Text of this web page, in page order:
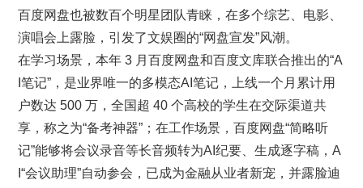
百度网盘也被数百个明星团队青睐，在多个综艺、电影、
演唱会上露脸，引发了文娱圈的“网盘宣发”风潮。
在学习场景，本年 3 月百度网盘和百度文库联合推出的“A
I笔记”，是业界唯一的多模态AI笔记，上线一个月累计用
户数达 500 万，全国超 40 个高校的学生在交际渠道共
享，称之为“备考神器”；在工作场景，百度网盘“简略听
记”能够将会议录音等长音频转为AI纪要、生成逐字稿，A
I“会议助理”自动参会，已成为金融从业者新宠，并露脸迪